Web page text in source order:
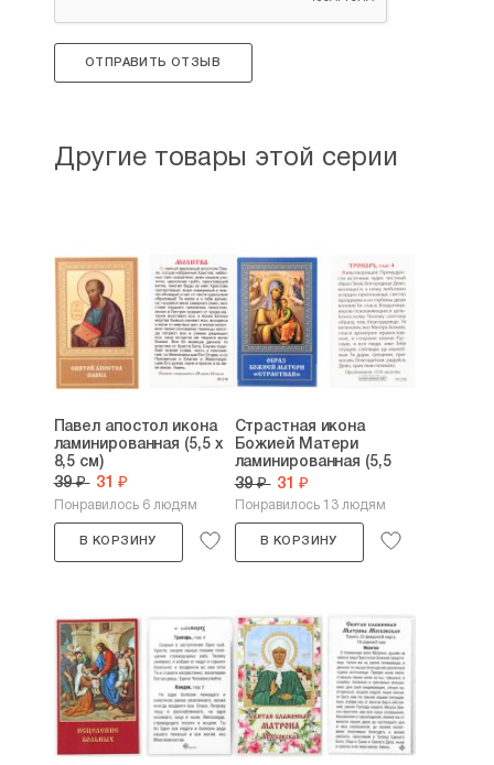
ОТПРАВИТЬ ОТЗЫВ
Другие товары этой серии
Павел апостол икона
ламинированная (5,5 х
8,5 см)
39 ₽ 31 ₽
Понравилось 6 людям
В КОРЗИНУ
Страстная икона
Божией Матери
ламинированная (5,5
х...
39 ₽ 31 ₽
Понравилось 13 людям
В КОРЗИНУ